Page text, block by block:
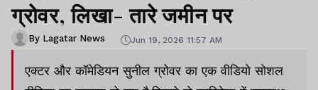
ग्रोवर, लिखा- तारे जमीन पर
By Lagatar News Jun 19, 2026 11:57 AM
एक्टर और कॉमेडियन सुनील ग्रोवर का एक वीडियो सोशल